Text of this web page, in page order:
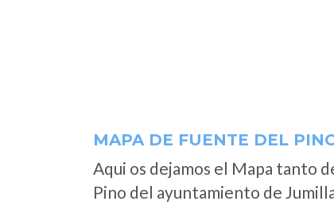
MAPA DE FUENTE DEL
Aqui os dejamos el Mapa tanto
Pino del ayuntamiento de